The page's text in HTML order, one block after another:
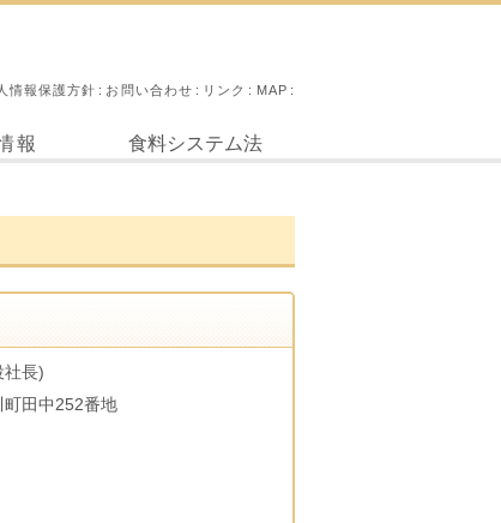
情報保護方針 お問い合わせ リンク MAP
報 食料システム法
社長)
田中252番地